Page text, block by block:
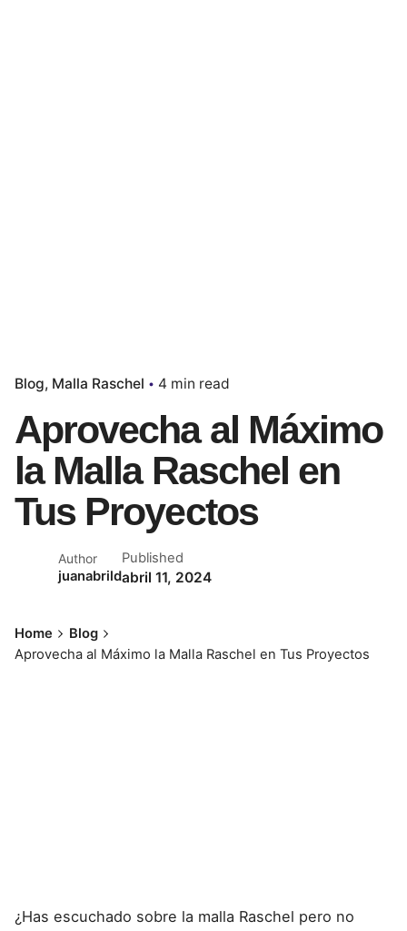
Blog Malla Raschel 4 min read
Aprovecha al Máximo
la Malla Raschel en
Tus Proyectos
Author
juanabrild
Published
abril 11, 2024
Home
Blog
Aprovecha al Máximo la Malla Raschel en Tus Proyectos
¿Has escuchado sobre la malla Raschel pero no